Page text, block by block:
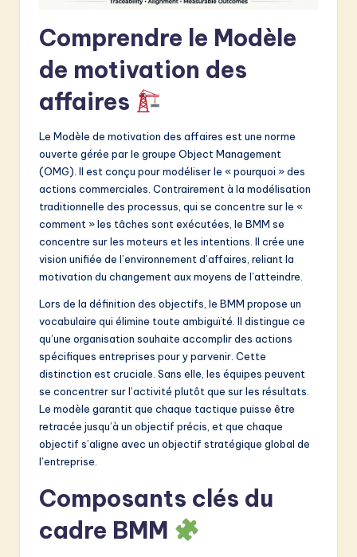
ti
Comprendre le Modèle
de motivation des
affaires
Le Modèle de motivation des affaires est une norme
ouverte gérée par le groupe Object Management
(OMG). Il est conçu pour modéliser le « pourquoi » des
actions commerciales. Contrairement à la modélisation
traditionnelle des processus, qui se concentre sur le «
comment » les tâches sont exécutées, le BMM se
concentre sur les moteurs et les intentions. Il crée une
vision unifiée de l’environnement d’affaires, reliant la
motivation du changement aux moyens de l’atteindre.
Lors de la définition des objectifs, le BMM propose un
vocabulaire qui élimine toute ambiguïté. Il distingue ce
qu’une organisation souhaite accomplir des actions
spécifiques entreprises pour y parvenir. Cette
distinction est cruciale. Sans elle, les équipes peuvent
se concentrer sur l’activité plutôt que sur les résultats.
Le modèle garantit que chaque tactique puisse être
retracée jusqu’à un objectif précis, et que chaque
objectif s’aligne avec un objectif stratégique global de
l’entreprise.
Composants clés du
cadre BMM